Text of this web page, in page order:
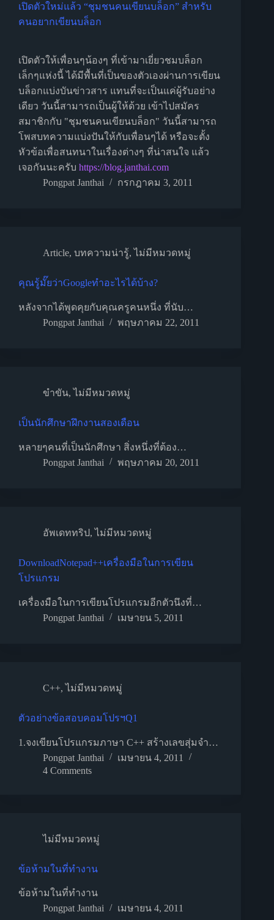
เปิดตัวใหม่แล้ว “ชุมชนคนเขียนบล็อก” สำหรับ
คนอยากเขียนบล็อก
เปิดตัวให้เพื่อนๆน้องๆ ที่เข้ามาเยี่ยวชมบล็อก
เล็กๆแห่งนี้ ได้มีพื้นที่เป็นของตัวเองผ่านการเขียน
บล็อกแบ่งบันข่าวสาร แทนที่จะเป็นแค่ผู้รับอย่าง
เดียว วันนี้สามารถเป็นผู้ให้ด้วย เข้าไปสมัคร
สมาชิกกับ "ชุมชนคนเขียนบล็อก" วันนี้สามารถ
โพสบทความแบ่งปันให้กับเพื่อนๆได้ หรือจะตั้ง
หัวข้อเพื่อสนทนาในเรื่องต่างๆ ที่น่าสนใจ แล้ว
เจอกันนะครับ https://blog.janthai.com
Pongpat Janthai
กรกฎาคม 3, 2011
Article, บทความน่ารู้,ไม่มีหมวดหมู่
คุณรู้มั๊ยว่าGoogleทำอะไรได้บ้าง?
หลังจากได้พูดคุยกับคุณครูคนหนึ่ง ที่นับ…
Pongpat Janthai
พฤษภาคม 22, 2011
ขำขัน,ไม่มีหมวดหมู่
เป็นนักศึกษาฝึกงานสองเดือน
หลายๆคนที่เป็นนักศึกษา สิ่งหนึ่งที่ต้อง…
Pongpat Janthai
พฤษภาคม 20, 2011
อัพเดททริป,ไม่มีหมวดหมู่
DownloadNotepad++เครื่องมือในการเขียน
โปรแกรม
เครื่องมือในการเขียนโปรแกรมอีกตัวนึงที่…
Pongpat Janthai
เมษายน 5, 2011
C++,ไม่มีหมวดหมู่
ตัวอย่างข้อสอบคอมโปรฯQ1
1.จงเขียนโปรแกรมภาษา C++ สร้างเลขสุ่มจำ…
Pongpat Janthai
เมษายน 4, 2011
4 Comments
ไม่มีหมวดหมู่
ข้อห้ามในที่ทำงาน
ข้อห้ามในที่ทำงาน
Pongpat Janthai
เมษายน 4, 2011